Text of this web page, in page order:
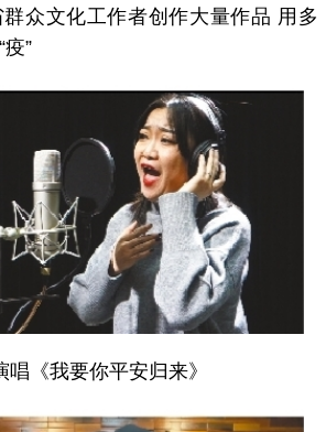
文化工作者创作大量作品 用多
”
唱《我要你平安归来》